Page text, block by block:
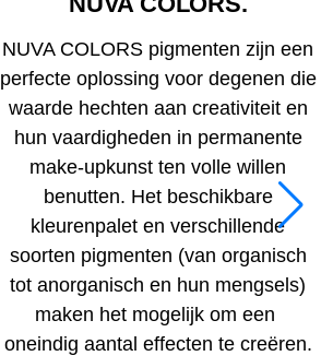
NUVA COLORS pigmenten zijn een
perfecte oplossing voor degenen die
waarde hechten aan creativiteit en
hun vaardigheden in permanente
make-upkunst ten volle willen
benutten. Het beschikbare
kleurenpalet en verschillende
soorten pigmenten (van organisch
tot anorganisch en hun mengsels)
maken het mogelijk om een ​​
oneindig aantal effecten te creëren.